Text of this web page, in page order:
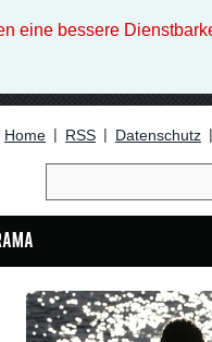
eine bessere
Home | RSS | Datenschutz |